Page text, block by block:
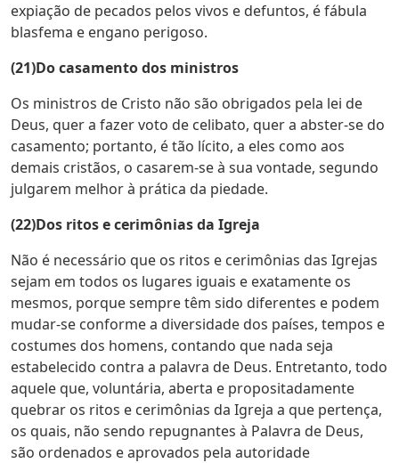
expiação de pecados pelos vivos e defuntos, é fábula
blasfema e engano perigoso.
(21)Do casamento dos ministros
Os ministros de Cristo não são obrigados pela lei de
Deus, quer a fazer voto de celibato, quer a abster-se do
casamento; portanto, é tão lícito, a eles como aos
demais cristãos, o casarem-se à sua vontade, segundo
julgarem melhor à prática da piedade.
(22)Dos ritos e cerimônias da Igreja
Não é necessário que os ritos e cerimônias das Igrejas
sejam em todos os lugares iguais e exatamente os
mesmos, porque sempre têm sido diferentes e podem
mudar-se conforme a diversidade dos países, tempos e
costumes dos homens, contando que nada seja
estabelecido contra a palavra de Deus. Entretanto, todo
aquele que, voluntária, aberta e propositadamente
quebrar os ritos e cerimônias da Igreja a que pertença,
os quais, não sendo repugnantes à Palavra de Deus,
são ordenados e aprovados pela autoridade